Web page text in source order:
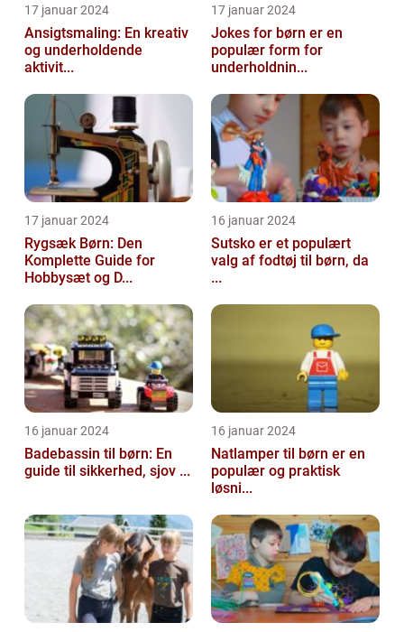
17 januar 2024
Ansigtsmaling: En kreativ
og underholdende
aktivit...
17 januar 2024
Jokes for børn er en
populær form for
underholdnin...
17 januar 2024
Rygsæk Børn: Den
Komplette Guide for
Hobbysæt og D...
16 januar 2024
Sutsko er et populært
valg af fodtøj til børn, da
...
16 januar 2024
Badebassin til børn: En
guide til sikkerhed, sjov ...
16 januar 2024
Natlamper til børn er en
populær og praktisk
løsni...